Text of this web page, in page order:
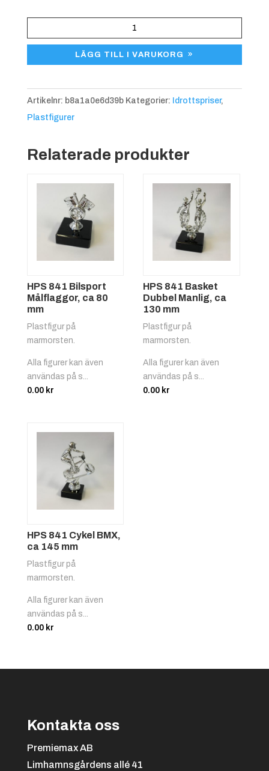
841
125
LÄGG TILL I VARUKORG
Artikelnr: b8a1a0e6d39b Kategorier: Idrottspriser,
Plastfigurer
Relaterade produkter
HPS 841 Bilsport
Målflaggor, ca 80
mm
Plastfigur på
marmorsten.
Alla figurer kan även
användas på s...
0.00 kr
HPS 841 Basket
Dubbel Manlig, ca
130 mm
Plastfigur på
marmorsten.
Alla figurer kan även
användas på s...
0.00 kr
HPS 841 Cykel BMX,
ca 145 mm
Plastfigur på
marmorsten.
Alla figurer kan även
användas på s...
0.00 kr
Kontakta oss
Premiemax AB
Limhamnsgårdens allé 41